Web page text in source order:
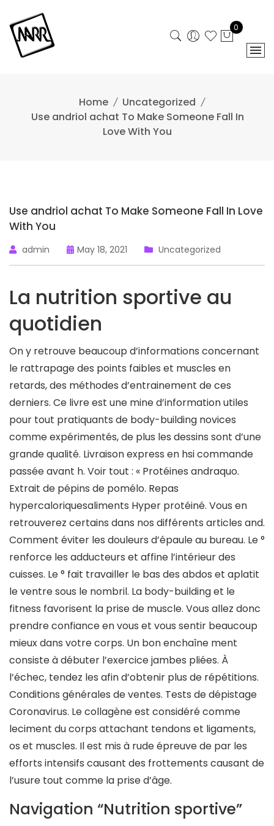
content
0
Home
Uncategorized
Use andriol achat To Make Someone Fall In
Love With You
Use andriol achat To Make Someone Fall In Love
With You
admin May 18, 2021 Uncategorized
La nutrition sportive au
quotidien
On y retrouve beaucoup d’informations concernant
le rattrapage des points faibles et muscles en
retards, des méthodes d’entrainement de ces
derniers. Ce livre est une mine d’information utiles
pour tout pratiquants de body-building novices
comme expérimentés, de plus les dessins sont d’une
grande qualité. Livraison express en hsi commande
passée avant h. Voir tout : « Protéines andraquo.
Extrait de pépins de pomélo. Repas
hypercaloriquesaliments Hyper protéiné. Vous en
retrouverez certains dans nos différents articles and.
Comment éviter les douleurs d’épaule au bureau. Le °
renforce les adducteurs et affine l’intérieur des
cuisses. Le ° fait travailler le bas des abdos et aplatit
le ventre sous le nombril. La body-building et le
fitness favorisent la prise de muscle. Vous allez donc
prendre confiance en vous et vous sentir beaucoup
mieux dans votre corps. Un bon enchaîne ment
consiste à débuter l’exercice jambes pliées. À
l’échec, tendez les afin d’obtenir plus de répétitions.
Conditions générales de ventes. Tests de dépistage
Coronavirus. Le collagène est considéré comme
leciment du corps attachant tendons et ligaments,
os et muscles. Il est mis à rude épreuve de par les
efforts intensifs causant des frottements causant de
l’usure tout comme la prise d’âge.
Navigation “Nutrition sportive”